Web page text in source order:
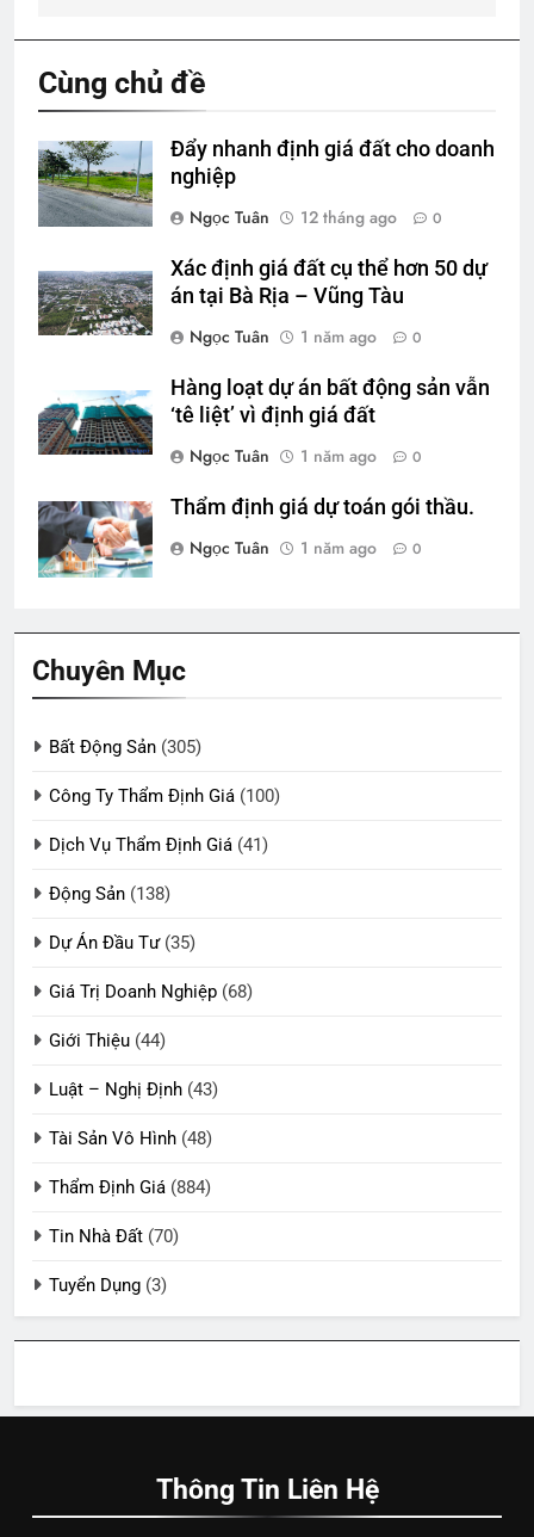
Cùng chủ đề
Đẩy nhanh định giá đất cho doanh
nghiệp
Ngọc Tuân
12 tháng ago 0
Xác định giá đất cụ thể hơn 50 dự
án tại Bà Rịa – Vũng Tàu
Ngọc Tuân
1 năm ago 0
Hàng loạt dự án bất động sản vẫn
‘tê liệt’ vì định giá đất
Ngọc Tuân
1 năm ago 0
Thẩm định giá dự toán gói thầu.
Ngọc Tuân
1 năm ago 0
Chuyên Mục
Bất Động Sản (305)
Công Ty Thẩm Định Giá (100)
Dịch Vụ Thẩm Định Giá (41)
Động Sản (138)
Dự Án Đầu Tư(35)
Giá Trị Doanh Nghiệp (68)
Giới Thiệu (44)
Luật – Nghị Định (43)
Tài Sản Vô Hình (48)
Thẩm Định Giá (884)
Tin Nhà Đất (70)
Tuyển Dụng (3)
Thông Tin Liên Hệ